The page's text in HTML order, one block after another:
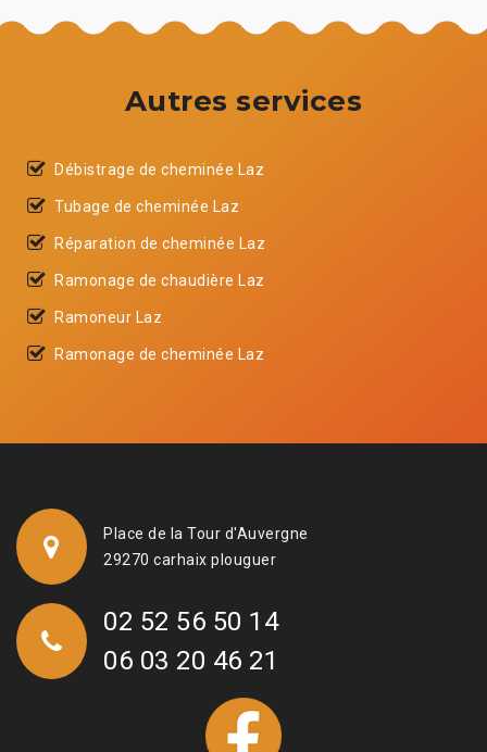
Autres services
Débistrage de cheminée Laz
Tubage de cheminée Laz
Réparation de cheminée Laz
Ramonage de chaudière Laz
Ramoneur Laz
Ramonage de cheminée Laz
Place de la Tour d'Auvergne
29270 carhaix plouguer
02 52 56 50 14
06 03 20 46 21